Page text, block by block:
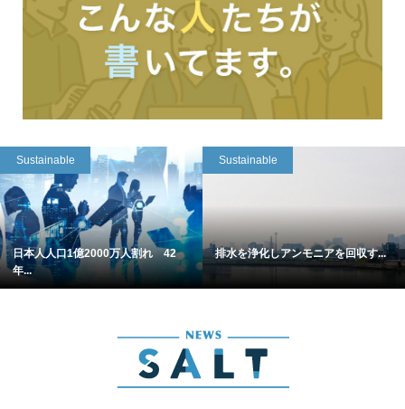
Sustainable
日本人人口1億2000万人割れ 42
年...
Sustainable
排水を浄化しアンモニアを回収す...